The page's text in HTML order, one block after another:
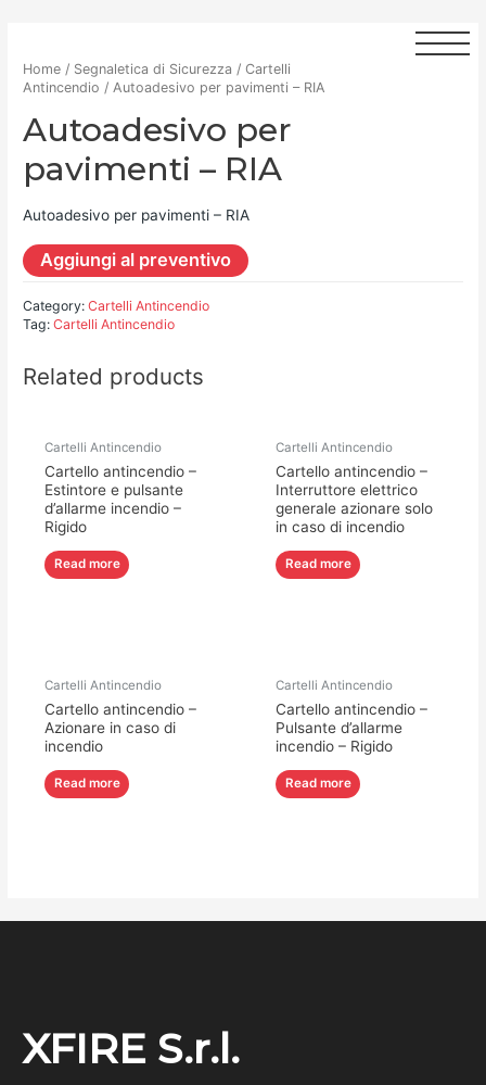
Home / Segnaletica di Sicurezza /Cartelli
Antincendio / Autoadesivo per pavimenti – RIA
Autoadesivo per
pavimenti – RIA
Autoadesivo per pavimenti – RIA
Aggiungi al preventivo
Category:Cartelli Antincendio
Tag:Cartelli Antincendio
Related products
Cartelli Antincendio
Cartello antincendio –
Estintore e pulsante
d’allarme incendio –
Rigido
Read more
Cartelli Antincendio
Cartello antincendio –
Interruttore elettrico
generale azionare solo
in caso di incendio
Read more
Cartelli Antincendio
Cartello antincendio –
Azionare in caso di
incendio
Read more
Cartelli Antincendio
Cartello antincendio –
Pulsante d’allarme
incendio – Rigido
Read more
XFIRE S.r.l.